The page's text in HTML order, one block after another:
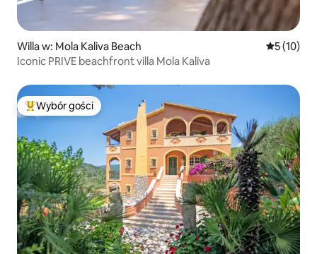
Willa w: Mola Kaliva Beach Średnia
5 (10)
Iconic PRIVE beachfront villa Mola Kaliva
Najpopularniejsze z kategorii Wybór gości
Wybór gości